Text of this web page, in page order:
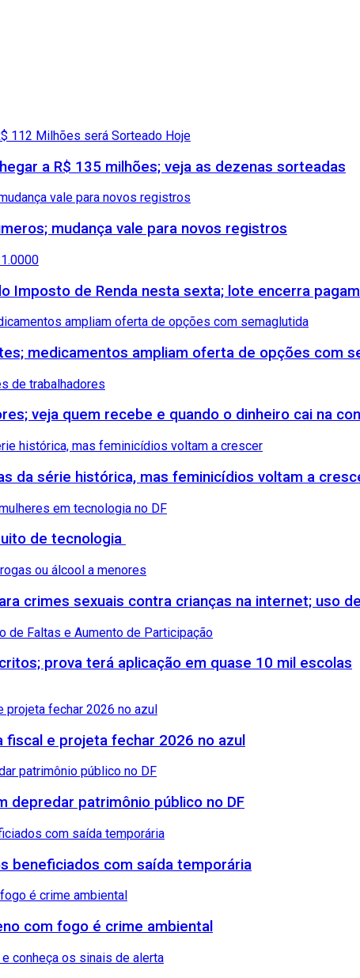
a R$ 135 milhões; veja as dezenas sorteadas
mudança vale para novos registros
Imposto de Renda nesta sexta; lote encerra
medicamentos ampliam oferta de opções com
veja quem recebe e quando o dinheiro cai na
da série histórica, mas feminicídios voltam a
de tecnologia
crimes sexuais contra crianças na internet; uso
prova terá aplicação em quase 10 mil escolas
fiscal e projeta fechar 2026 no azul
depredar patrimônio público no DF
beneficiados com saída temporária
com fogo é crime ambiental